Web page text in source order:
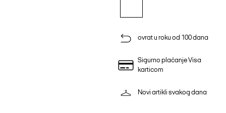
ovrat u roku od 100 dana
Sigurno plaćanje Visa
karticom
Novi artikli svakog dana